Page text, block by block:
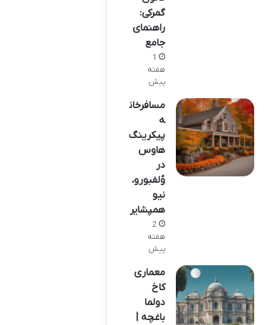
گمرکی:
راهنمای
جامع
1
هفته
پیش
مسافرخان
ه
پیکرینگ
هاوس
در
وُلفبورو،
نیو
همپشایر
2
هفته
پیش
معماری
کاخ
دولما
باغچه |